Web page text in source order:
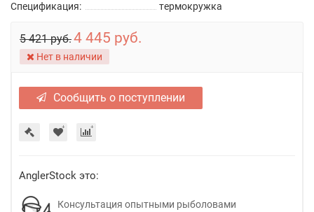
Спецификация:
термокружка
5 421 руб.4 445 руб.
Нет в наличии
Сообщить о поступлении
AnglerStock это:
Консультация опытными рыболовами